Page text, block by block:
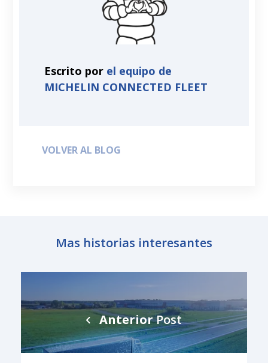
Escrito por el equipo de
MICHELIN CONNECTED FLEET
VOLVER AL BLOG
Mas historias interesantes
AnteriorPost